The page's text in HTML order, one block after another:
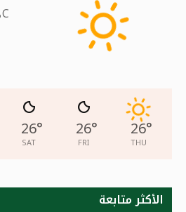
C
26°
THU
26°
FRI
26°
SAT
الأكثر متابعة